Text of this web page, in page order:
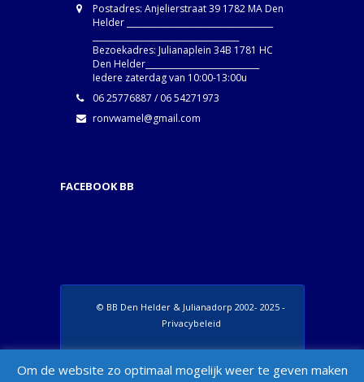
Postadres: Anjelierstraat 39 1782 MA Den
Helder ____________________________________
Bezoekadres: Julianaplein 34B 1781 HC
Den Helder____________________________
Iedere zaterdag van 10:00-13:00u
06 25776887 / 06 54271973
ronvwamel@gmail.com
FACEBOOK BB
© BB Den Helder & Julianadorp 2002- 2025 -
Privacybeleid
Appearance > Menus > "Manage Locations"
Om de website zo optimaal mogelijk weer te geven maken